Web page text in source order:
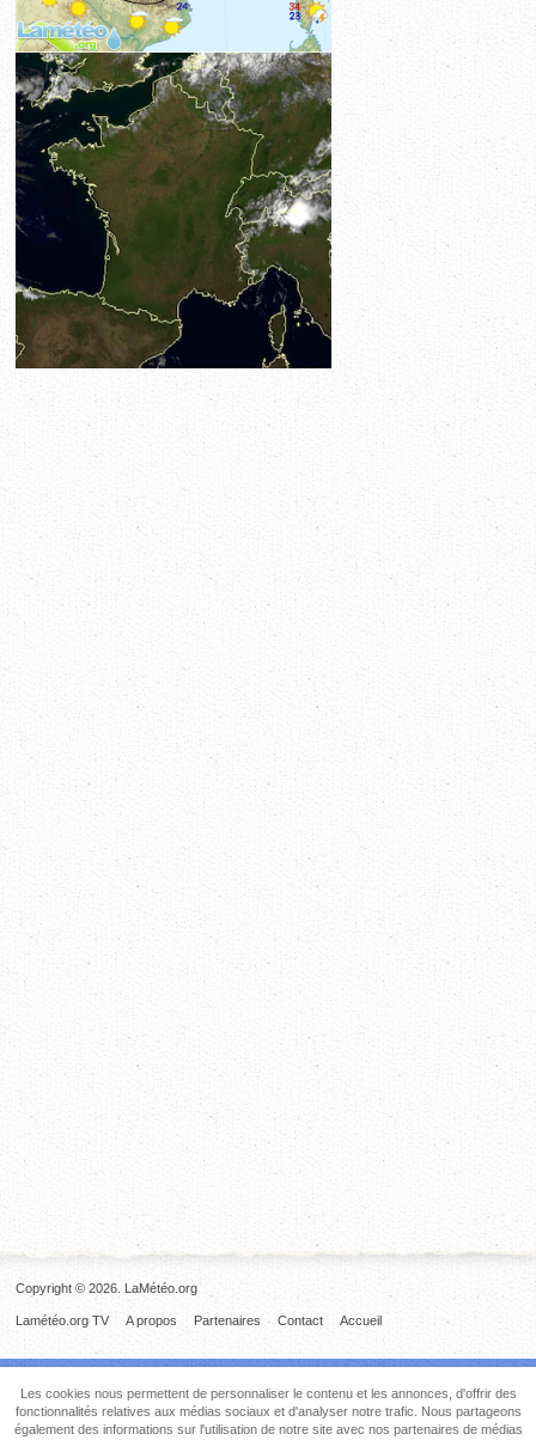
Copyright © 2026. LaMétéo.org
Accueil
Contact
Partenaires
A propos
Lamétéo.org TV
Les cookies nous permettent de personnaliser le contenu et les annonces, d'offrir des
fonctionnalités relatives aux médias sociaux et d'analyser notre trafic. Nous partageons
également des informations sur l'utilisation de notre site avec nos partenaires de médias